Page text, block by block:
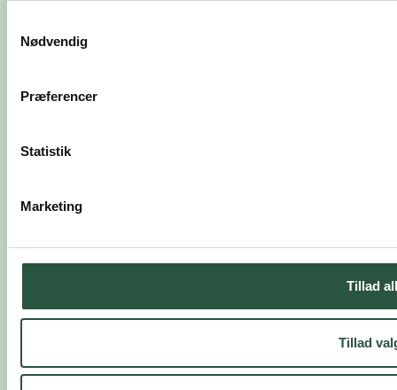
Nødvendig
Præferencer
Statistik
Marketing
Tillad
Tillad
VI ER HER FOR DIG
Ingen spørgsmål er for store eller små
Ophavsret © 2026 Hørerådgivningen – Børn &
Unge